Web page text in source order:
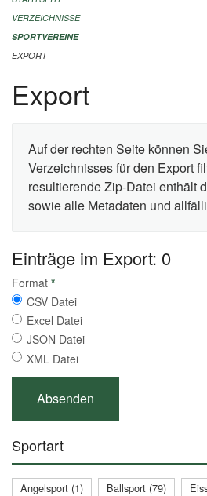
FINANZIELLE UNTERSTÜTZUNG
KONTAKT
VERZEICHNISSE
SPORTVEREINE
EXPORT
Export
Auf der rechten Seite können
Verzeichnisses für den Export
resultierende Zip-Datei enthält
sowie alle Metadaten und
Einträge im Export: 0
Format *
CSV Datei
Excel Datei
JSON Datei
XML Datei
Sportart
Angelsport (1) Ballsport (79)